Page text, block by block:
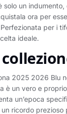
solo un indumento,
ora per
per i
ideale.
2025 2026 Blu
è un vero e
un’epoca
ricordo prezioso